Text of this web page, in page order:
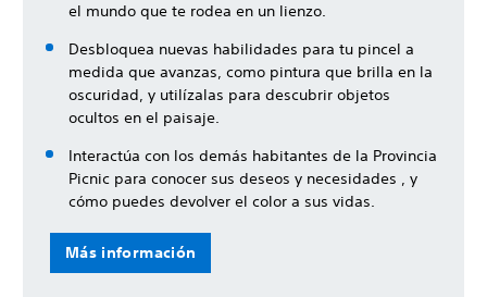
el mundo que te rodea en un lienzo.
Desbloquea nuevas habilidades para tu pincel a
medida que avanzas, como pintura que brilla en la
oscuridad, y utilízalas para descubrir objetos
ocultos en el paisaje.
Interactúa con los demás habitantes de la Provincia
Picnic para conocer sus deseos y necesidades , y
cómo puedes devolver el color a sus vidas.
Más información